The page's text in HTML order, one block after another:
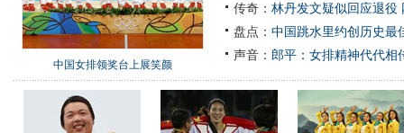
中国女排领奖台上展笑颜
传奇： 林丹发文疑似回应退役
盘点： 中国跳水里约创历史最
声音： 郎平：女排精神代代相